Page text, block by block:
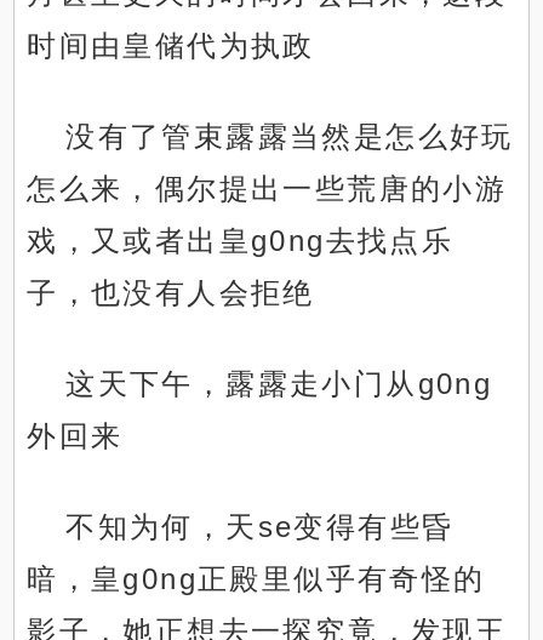
时间由皇储代为执政
没有了管束露露当然是怎么好玩
怎么来，偶尔提出一些荒唐的小游
戏，又或者出皇g0ng去找点乐
子，也没有人会拒绝
这天下午，露露走小门从g0ng
外回来
不知为何，天se变得有些昏
暗，皇g0ng正殿里似乎有奇怪的
影子，她正想去一探究竟，发现王